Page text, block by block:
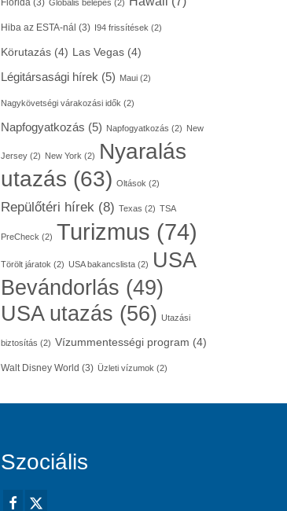
Florida(3) Globális belépés (2)
Hiba az ESTA-nál (3) I94 frissítések (2)
Körutazás(4) Las Vegas(4)
Légitársasági hírek(5) Maui(2)
Nagykövetségi várakozási idők (2)
Napfogyatkozás (5) Napfogyatkozás (2) New
Jersey(2) New York (2)
Nyaralás
utazás (63) Oltások (2)
Repülőtéri hírek(8) Texas (2) TSA
PreCheck (2) Turizmus (74)
Törölt járatok (2) USA bakancslista(2)
USA
Bevándorlás (49)
USA utazás (56) Utazási
biztosítás (2) Vízummentességi program (4)
Walt Disney World (3) Üzleti vízumok (2)
Szociális